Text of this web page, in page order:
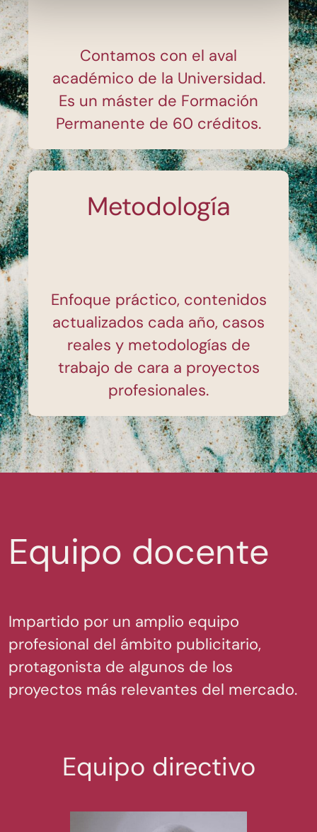
Contamos con el aval
académico de la Universidad.
Es un máster de Formación
Permanente de 60 créditos.
Metodología
Enfoque práctico, contenidos
actualizados cada año, casos
reales y metodologías de
trabajo de cara a proyectos
profesionales.
Equipo docente
Impartido por un amplio equipo
profesional del ámbito publicitario,
protagonista de algunos de los
proyectos más relevantes del mercado.
Equipo directivo